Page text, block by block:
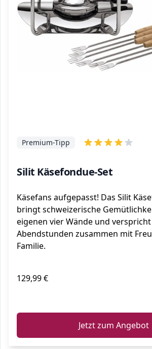
Silit Käsefondue-Set
Premium-Tipp
Käsefans aufgepasst! Das Silit
bringt schweizerische
eigenen vier Wände und
Abendstunden zusammen mit
Familie.
129,99 €
Jetzt zum Angebot